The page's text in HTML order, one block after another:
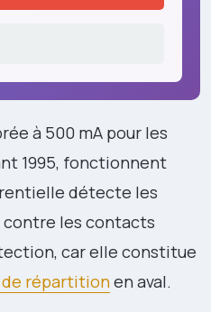
à 500 mA pour les
1995, fonctionnent
détecte les
contre les contacts
car elle constitue
de répartitionen aval.